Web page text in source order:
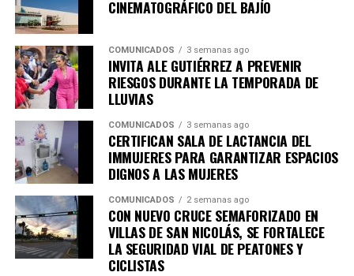
Destacó que el conocimiento desarrollado durante
décadas en el sector cuero-calzado hoy permite generar
oportunidades en industrias como la automotriz,
aeronáutica, mobiliario, moda y manufactura avanzada,
reflejando la capacidad de adaptación de las empresas
proveedoras.
“Es el momento de seguir buscando las nuevas
oportunidades y desarrollar estrategias para
enfrentar lo que hoy vive la industria, No queremos
dejar pasar ninguna oportunidad para APIMEX y
para México; la buena noticia es que nuestra
industria también ha evolucionado” destacó.
CINEMATOGRÁFICO DEL BAJÍO
COMUNICADOS 3 semanas ago
INVITA ALE GUTIÉRREZ A PREVENIR
RIESGOS DURANTE LA TEMPORADA DE
LLUVIAS
COMUNICADOS 3 semanas ago
CERTIFICAN SALA DE LACTANCIA DEL
IMMUJERES PARA GARANTIZAR ESPACIOS
DIGNOS A LAS MUJERES
COMUNICADOS 2 semanas ago
CON NUEVO CRUCE SEMAFORIZADO EN
VILLAS DE SAN NICOLÁS, SE FORTALECE
LA SEGURIDAD VIAL DE PEATONES Y
CICLISTAS